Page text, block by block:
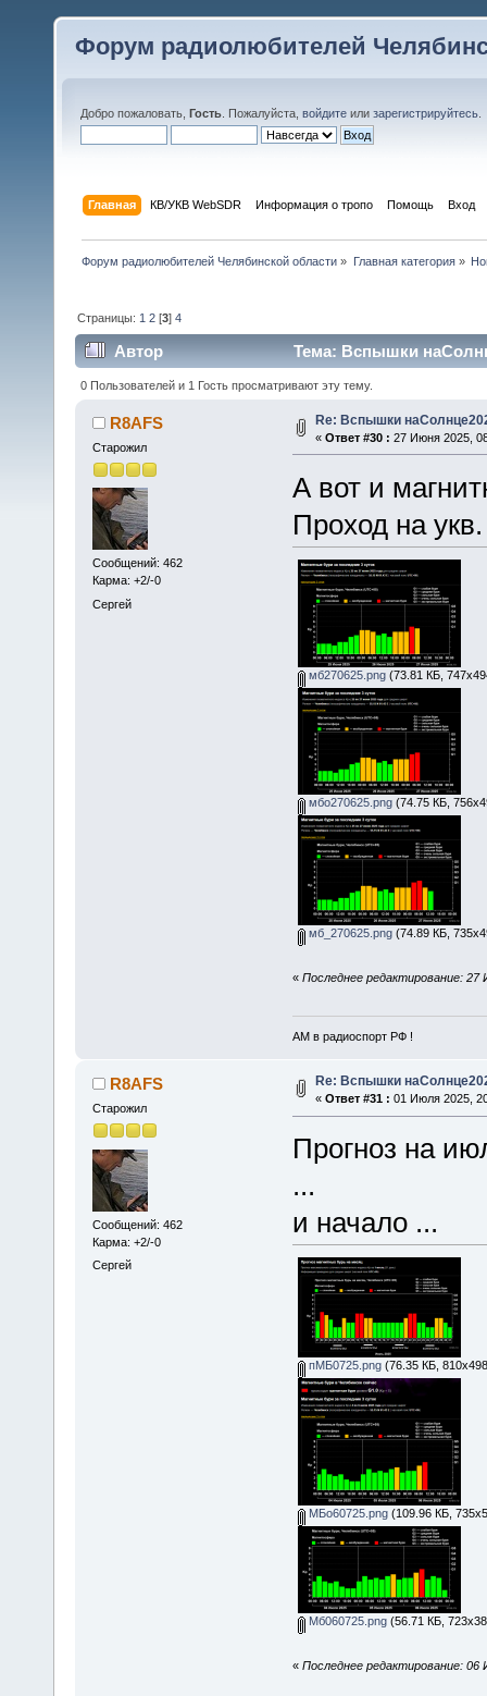
Форум радиолюбителей
Добро пожаловать, Гость . Пожалуйста, войдите или зарегистрируйтесь
Главная КВ/УКВ WebSDR Информация о тропо Помощь Вход
Форум радиолюбителей Челябинской области » Главная категория»
Страницы: 1 2 [3]4
Автор Тема: Вспышки
0 Пользователей и 1 Гость просматривают эту тему.
R8AFS
Старожил
Сообщений: 462
Карма: +2/-0
Сергей
Re: Вспышки
« Ответ #30 : 27 Июня 2025,
А вот и
Проход на укв.
мб270625.png(73.81 КБ,
мбо270625.png(74.75 КБ,
мб_270625.png(74.89 КБ,
« Последнее редактирование: 27
АМ в радиоспорт РФ !
R8AFS
Старожил
Сообщений: 462
Карма: +2/-0
Сергей
Re: Вспышки
« Ответ #31 : 01 Июля 2025,
Прогноз на
...
и начало ...
пМБ0725.png(76.35 КБ,
МБо60725.png(109.96 КБ,
Мб060725.png(56.71 КБ,
« Последнее редактирование: 06